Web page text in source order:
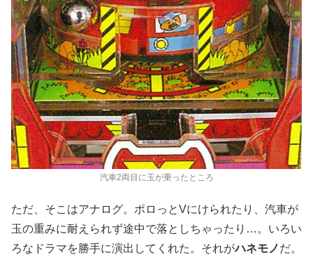
汽車2両目に玉が乗ったところ
ただ、そこはアナログ。ポロっとVにけられたり、汽車が
玉の重みに耐えられず途中で落としちゃったり…。いろい
ろなドラマを勝手に演出してくれた。それがハネモノだ。